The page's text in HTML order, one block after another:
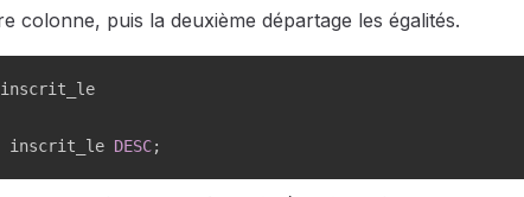
colonne, puis la deuxième départage les égalités.
inscrit_le DESC;